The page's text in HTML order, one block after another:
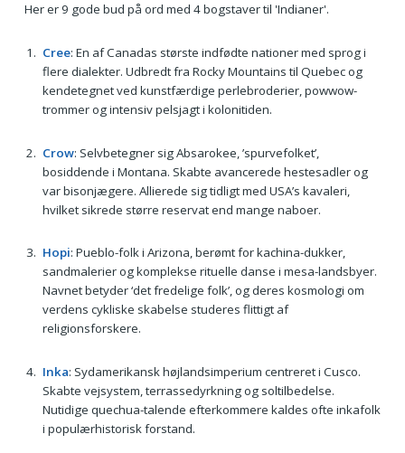
Her er 9 gode bud på ord med 4 bogstaver til 'Indianer'.
Cree: En af Canadas største indfødte nationer med sprog i
flere dialekter. Udbredt fra Rocky Mountains til Quebec og
kendetegnet ved kunstfærdige perlebroderier, powwow-
trommer og intensiv pelsjagt i kolonitiden.
Crow: Selvbetegner sig Absarokee, ’spurvefolket’,
bosiddende i Montana. Skabte avancerede hestesadler og
var bisonjægere. Allierede sig tidligt med USA’s kavaleri,
hvilket sikrede større reservat end mange naboer.
Hopi: Pueblo-folk i Arizona, berømt for kachina-dukker,
sandmalerier og komplekse rituelle danse i mesa-landsbyer.
Navnet betyder ‘det fredelige folk’, og deres kosmologi om
verdens cykliske skabelse studeres flittigt af
religionsforskere.
Inka: Sydamerikansk højlandsimperium centreret i Cusco.
Skabte vejsystem, terrassedyrkning og soltilbedelse.
Nutidige quechua-talende efterkommere kaldes ofte inkafolk
i populærhistorisk forstand.